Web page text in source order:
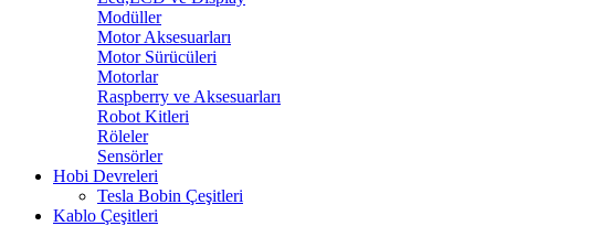
Modüller
Motor Aksesuarları
Motor Sürücüleri
Motorlar
Raspberry ve Aksesuarları
Robot Kitleri
Röleler
Sensörler
Hobi Devreleri
Tesla Bobin Çeşitleri
Kablo Çeşitleri